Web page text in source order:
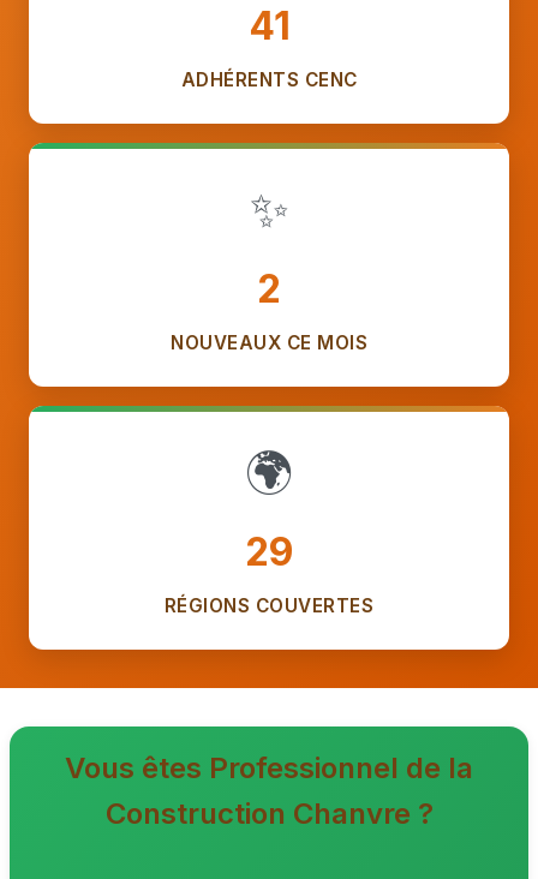
41
ADHÉRENTS CENC
✨
2
NOUVEAUX CE MOIS
🌍
29
RÉGIONS COUVERTES
Vous êtes Professionnel de la
Construction Chanvre ?